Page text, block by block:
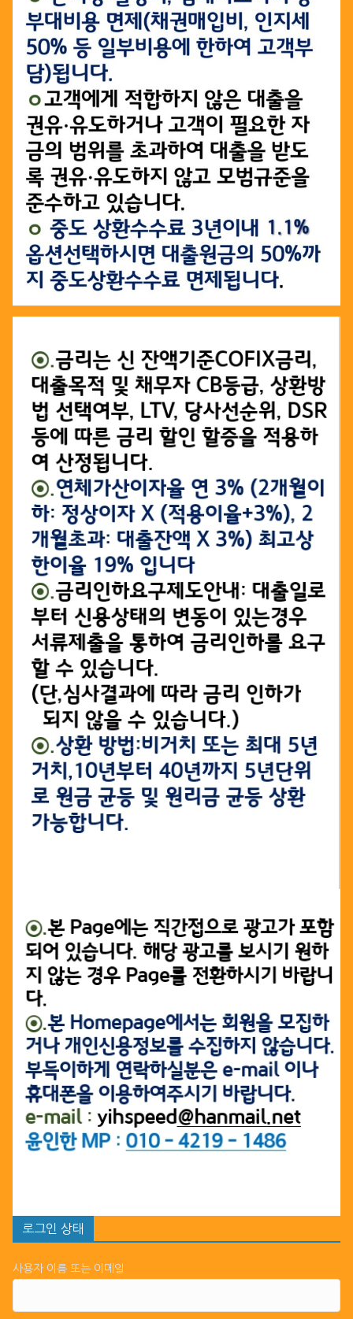
로그인 상태
사용자 이름 또는 이메일